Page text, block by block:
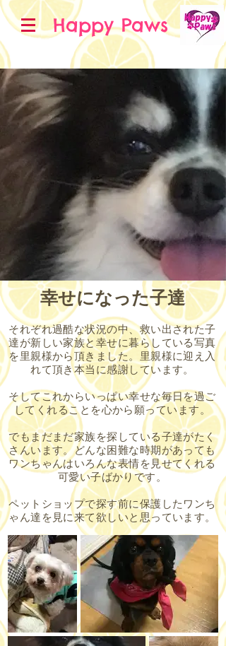
Happy Paws
​幸せになった子達
それぞれ過酷な状況の中、救い出された子
達が新しい家族と幸せに暮らしている写真
を里親様から頂きました。里親様に迎え入
れて頂き本当に感謝しています。
そしてこれからいっぱい幸せな毎日を過ご
してくれることを心から願っています。
でもまだまだ家族を探している子達がたく
さんいます。どんな困難な時期があっても
ワンちゃんはいろんな表情を見せてくれる
可愛い子ばかりです。
ペットショップで探す前に保護したワンち
ゃん達を見に来て欲しいと思っています。